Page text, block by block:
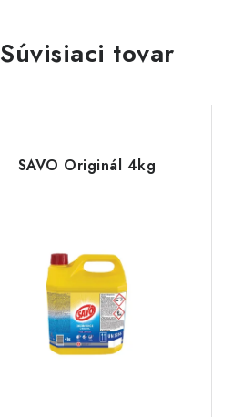
Súvisiaci tovar
SAVO Originál 4kg